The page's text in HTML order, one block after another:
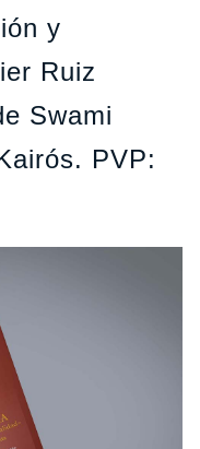
y
Ruiz
Swami
PVP: